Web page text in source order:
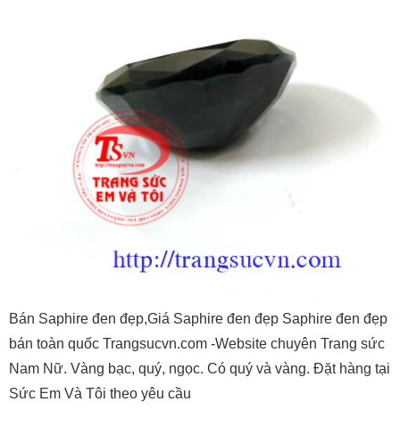
Bán Saphire đen đẹp,Giá Saphire đen đẹp Saphire đen đẹp
bán toàn quốc Trangsucvn.com -Website chuyên Trang sức
Nam Nữ. Vàng bạc, quý, ngọc. Có quý và vàng. Đặt hàng tại
Sức Em Và Tôi theo yêu cầu